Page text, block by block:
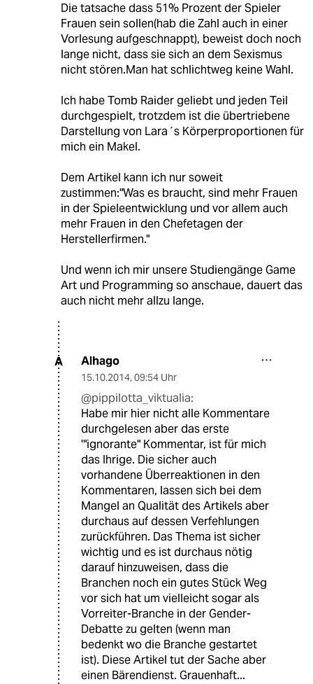
Die tatsache dass 51% Prozent der Spieler
Frauen sein sollen(hab die Zahl auch in einer
Vorlesung aufgeschnappt), beweist doch noch
lange nicht, dass sie sich an dem Sexismus
nicht stören.Man hat schlichtweg keine Wahl.
Ich habe Tomb Raider geliebt und jeden Teil
durchgespielt, trotzdem ist die übertriebene
Darstellung von Lara´s Körperproportionen für
mich ein Makel.
Dem Artikel kann ich nur soweit
zustimmen:"Was es braucht, sind mehr Frauen
in der Spieleentwicklung und vor allem auch
mehr Frauen in den Chefetagen der
Herstellerfirmen."
Und wenn ich mir unsere Studiengänge Game
Art und Programming so anschaue, dauert das
auch nicht mehr allzu lange.
A Alhago
15.10.2014, 09:54 Uhr
@pippilotta_viktualia:
Habe mir hier nicht alle Kommentare
durchgelesen aber das erste
'"ignorante" Kommentar, ist für mich
das Ihrige. Die sicher auch
vorhandene Überreaktionen in den
Kommentaren, lassen sich bei dem
Mangel an Qualität des Artikels aber
durchaus auf dessen Verfehlungen
zurückführen. Das Thema ist sicher
wichtig und es ist durchaus nötig
darauf hinzuweisen, dass die
Branchen noch ein gutes Stück Weg
vor sich hat um vielleicht sogar als
Vorreiter-Branche in der Gender-
Debatte zu gelten (wenn man
bedenkt wo die Branche gestartet
ist). Diese Artikel tut der Sache aber
einen Bärendienst. Grauenhaft...